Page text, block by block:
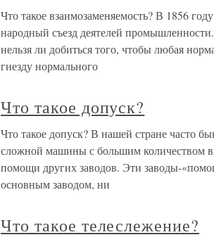
Что такое взаимозаменяемость? В 1856
народный съезд деятелей
нельзя ли добиться того, чтобы любая
гнезду нормального
Что такое допуск?
Что такое допуск? В нашей стране часто
сложной машины с большим количеством
помощи других заводов. Эти заводы-
основным заводом, ни
Что такое телеслежение?